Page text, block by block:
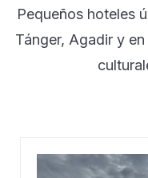
Pequeños hoteles
Tánger, Agadir y